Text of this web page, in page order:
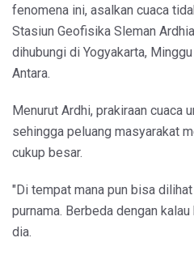
fenomena ini, asalkan cuaca
Stasiun Geofisika Sleman
dihubungi di Yogyakarta,
Antara.
Menurut Ardhi, prakiraan cuaca
sehingga peluang masyarakat
cukup besar.
"Di tempat mana pun bisa
purnama. Berbeda dengan
dia.